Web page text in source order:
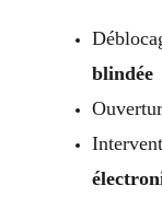
blindée